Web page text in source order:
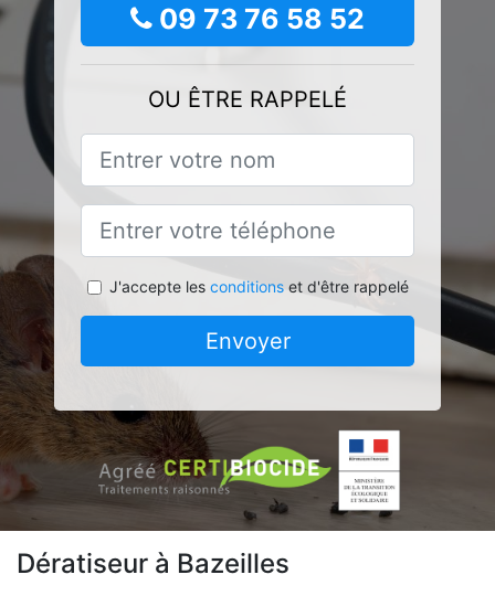
09 73 76 58 52
OU ÊTRE RAPPELÉ
J'accepte les conditionset d'être rappelé
Envoyer
Dératiseur à Bazeilles